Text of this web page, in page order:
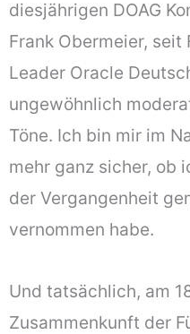
diesjährigen DOAG
Frank Obermeier, seit
Leader Oracle
ungewöhnlich
Töne. Ich bin mir im
mehr ganz sicher, ob
der Vergangenheit
vernommen habe.
Und tatsächlich, am
Zusammenkunft der